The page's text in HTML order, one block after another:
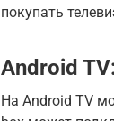
покупать
Android
На Android TV